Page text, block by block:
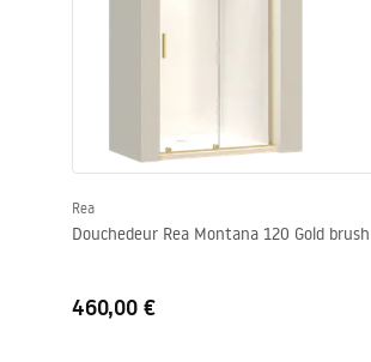
Rea
Douchedeur Rea Montana 120 Gold brush
460,00 €